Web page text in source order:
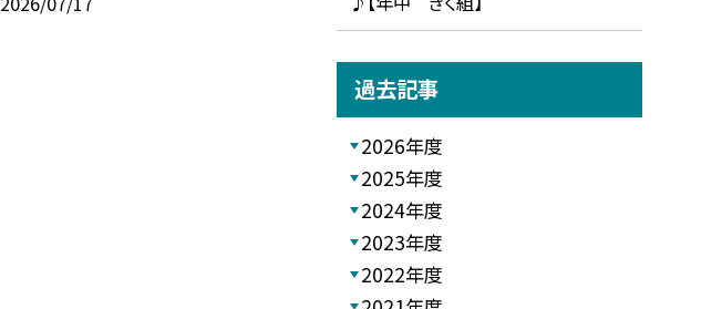
過去記事
2026年度
2025年度
2024年度
2023年度
2022年度